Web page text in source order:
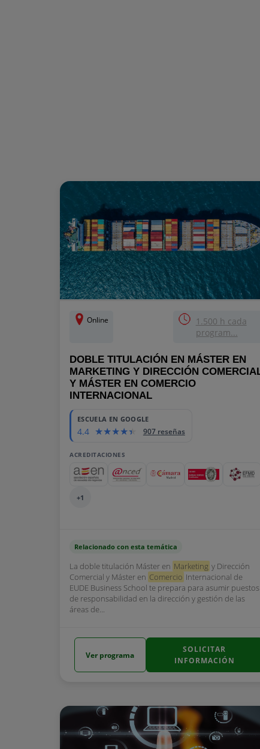
Online
1.500 h cada
program...
DOBLE TITULACIÓN EN MÁSTER EN
MARKETING Y DIRECCIÓN
Y MÁSTER EN COMERCIO
INTERNACIONAL
ESCUELA EN GOOGLE
4.4 907 reseñas
ACREDITACIONES
+1
Relacionado con esta temática
La doble titulación Máster en Marketing y Dirección
Comercial y Máster en Comercio Internacional de
EUDE Business School te prepara para asumir puestos
de responsabilidad en la dirección y gestión de las
áreas de...
Ver programa
SOLICITAR
INFORMACIÓN